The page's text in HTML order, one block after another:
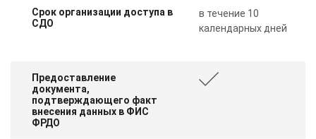
Срок организации доступа в
СДО
в течение 10
календарных дней
Предоставление
документа,
подтверждающего факт
внесения данных в ФИС
ФРДО